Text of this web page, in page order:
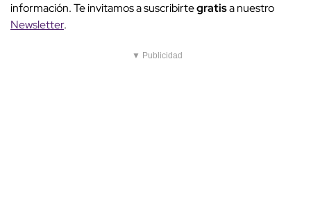
información. Te invitamos a suscribirtegratisa nuestro
Newsletter.
▼ Publicidad